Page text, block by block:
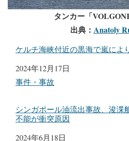
タンカー「
出典： Anatoly
ケルチ海峡付近の黒海で嵐によ
日付
2024年12月17日
関連理由
事件・事故
シンガポール油流出事故、浚渫
不能が衝突原因
日付
2024年6月18日